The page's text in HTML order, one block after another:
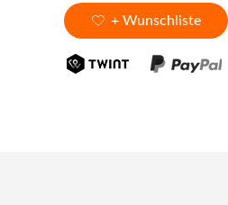
+ Wunschliste